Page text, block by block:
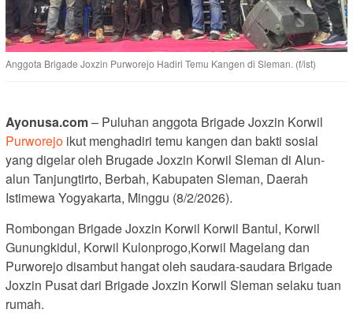
Anggota Brigade Joxzin Purworejo Hadiri Temu Kangen di Sleman. (f/ist)
Ayonusa.com– Puluhan anggota Brigade Joxzin Korwil
Purworejo ikut menghadiri temu kangen dan bakti sosial
yang digelar oleh Brugade Joxzin Korwil Sleman di Alun-
alun Tanjungtirto, Berbah, Kabupaten Sleman, Daerah
Istimewa Yogyakarta, Minggu (8/2/2026).
‎Rombongan Brigade Joxzin Korwil Korwil Bantul, Korwil
Gunungkidul, Korwil Kulonprogo,Korwil Magelang dan
Purworejo disambut hangat oleh saudara-saudara Brigade
Joxzin Pusat dari Brigade Joxzin Korwil Sleman selaku tuan
rumah.